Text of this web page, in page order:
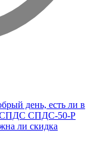
день, есть ли в
СПДС СПДС-50-Р
ли скидка